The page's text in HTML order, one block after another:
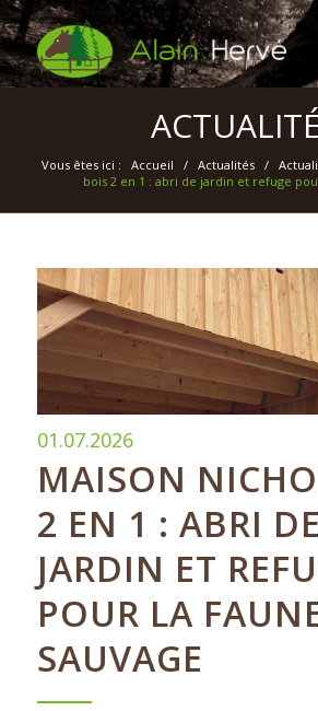
Vous êtes ici : Accueil / Actualités /
bois 2 en 1 : abri de jardin et refuge
01.07.2026
MAISON
2 EN 1 : ABRI DE
JARDIN ET
POUR LA
SAUVAGE